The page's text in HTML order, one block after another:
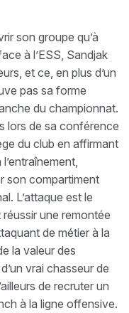
son groupe qu’à
à l’ESS, Sandjak
et ce, en plus d’un
pas sa forme
du championnat.
lors de sa conférence
du club en affirmant
son compartiment
L’attaque est le
réussir une remontée
de métier à la
la valeur des
vrai chasseur de
de recruter un
à la ligne offensive.